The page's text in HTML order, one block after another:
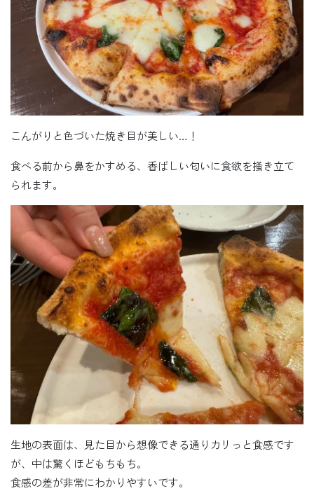
こんがりと色づいた焼き目が美しい…！
食べる前から鼻をかすめる、香ばしい匂いに食欲を掻き立て
られます。
生地の表面は、見た目から想像できる通りカリっと食感です
が、中は驚くほどもちもち。
食感の差が非常にわかりやすいです。